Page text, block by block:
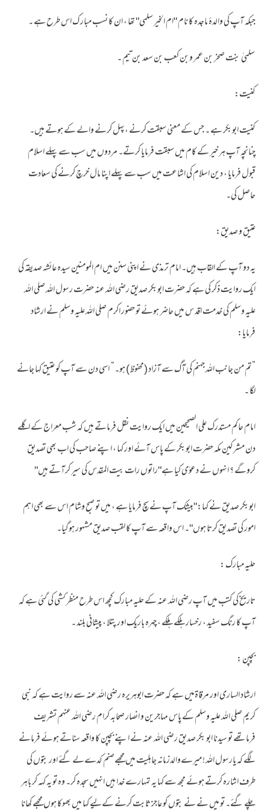
جبکہ آپ کی والدہٴ ماجدہ کا نام "ام الخیر سلمی" تھا ، ان کا نسب مبار ک اس طرح ہے ۔
سلمیٰ بنت صخر بن عمر وبن کعب بن سعد بن تيم ۔
کنیت:
کنیت ابوبکر ہے ۔ جس کے معنی سبقت کرنے ،پہل کرنے والے کے ہوتے ہیں۔
چنانچہ آپ ہر خیر کے کام میں سبقت فرمایا کرتے۔ مردوں میں سب سے پہلے اسلام
قبول فرمایا ، دین اسلام کی اشاعت میں سب سے پہلے اپنا مال خرچ کرنے کی سعادت
حاصل کی۔
عتیق و صدیق:
یہ دو آپ کے القاب ہیں۔ امام ترمذی نے اپنی سنن میں ام المومنین سیدہ عائشہ صدیقہ کی
ایک روایت ذکر کی ہے کہ حضرت ابوبکر صدیق رضی اللہ عنہ حضرت رسول اللہ صلی اللہ
علیہ وسلم کی خدمت اقد س میں حاضر ہوئے تو حضور اکرم صلی اللہ علیہ وسلم نے ارشاد
فرمایا:
”تم من جانب اللہ جہنم کی آگ سے آزاد (محفوظ) ہو۔“ اسی دن سے آپ کو عتیق کہا جانے
لگا ۔
امام حاکم مستدرک علی الصحیحین میں ایک روایت نقل فرماتے ہیں کہ شب معراج کے اگلے
دن مشرکین مکہ حضرت ابوبکر کے پاس آئے اور کہا ، اپنے صاحب کی اب بھی تصدیق
کروگے ؟ انہوں نے دعوٰی کیا ہے"راتوں رات بیت المقدس کی سیر کرآتے ہیں"
ابوبکر صدیق نے کہا:"بیشک آپ نے سچ فرمایا ہے ، میں تو صبح وشام اس سے بھی اہم
امور کی تصدیق کرتا ہوں"۔ اس واقعہ سے آپ کا لقب صدیق مشہور ہوگیا۔
حلیہ مبارک :
تاریخ کی کتب میں آپ رضی اللہ عنہ کے حلیہ مبارک کچھ اس طرح منظر کشی کی گئی ہے کہ
آپ کا رنگ سفید ، رخسار ہلکے ہلکے ، چہرہ باریک اور پتلا ، پیشانی بلند ۔
بچپن :
ارشاد الساری اور مرقاۃمیں ہے کہ حضرت ابوہریرہ رضی اللہ عنہ سے روایت ہے کہ نبی
کریم صلی اللہ علیہ وسلم کے پاس مہاجرین و انصار صحابہ کرام رضی اللہ عنہم تشریف
فرماتھے تو سیدنا ابو بکر صدیق رضی اللہ عنہ نے اپنے بچپن کا واقعہ سناتے ہوئے فرمانے
لگے کہ یارسول اللہ ! میرےوالدزمانہ جاہلیت میں مجھےصنم کدےلے گئے اور بتوں کی
طرف اشارہ کرتے ہوئے مجھ سے کہا یہ تمہارے خدا ہیں انہیں سجدہ کر۔ وہ تو یہ کہہ کر باہر
چلے گئے۔ تو میں نے نے بتوں کو عاجز ثابت کرنے کےلیے کہا میں بھوکا ہوں مجھے کھانا